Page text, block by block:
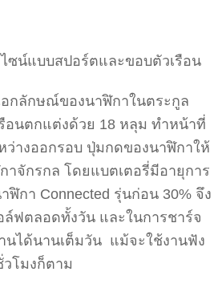
ซน์แบบสปอร์ตและขอบตัวเรือน
อกลักษณ์ของนาฬิกาในตระกูล
อนตกแต่งด้วย 18 หลุม ทำหน้าที่
ว่างออกรอบ ปุ่มกดของนาฬิกาให้
าจักรกล โดยแบตเตอรี่มีอายุการ
ฬิกา Connected รุ่นก่อน 30% จึง
ล์ฟตลอดทั้งวัน และในการชาร์จ
นได้นานเต็มวัน แม้จะใช้งานฟัง
โมงก็ตาม